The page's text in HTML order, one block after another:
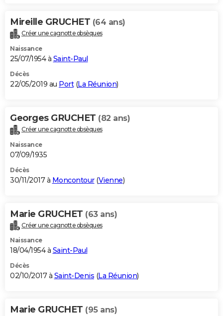
Mireille GRUCHET (64 ans)
Créer une cagnotte obsèques
Naissance
25/07/1954 à Saint-Paul
Décès
22/05/2019 au Port(La Réunion)
Georges GRUCHET (82 ans)
Créer une cagnotte obsèques
Naissance
07/09/1935
Décès
30/11/2017 à Moncontour(Vienne)
Marie GRUCHET (63 ans)
Créer une cagnotte obsèques
Naissance
18/04/1954 à Saint-Paul
Décès
02/10/2017 à Saint-Denis (La Réunion)
Marie GRUCHET (95 ans)